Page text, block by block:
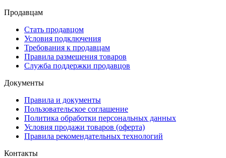
Продавцам
Стать продавцом
Условия подключения
Требования к продавцам
Правила размещения товаров
Служба поддержки продавцов
Документы
Правила и документы
Пользовательское соглашение
Политика обработки персональных данных
Условия продажи товаров (оферта)
Правила рекомендательных технологий
Контакты